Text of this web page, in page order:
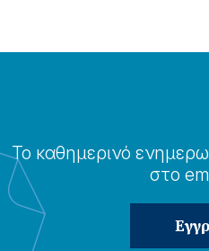
Το καθημερɩνό
στο